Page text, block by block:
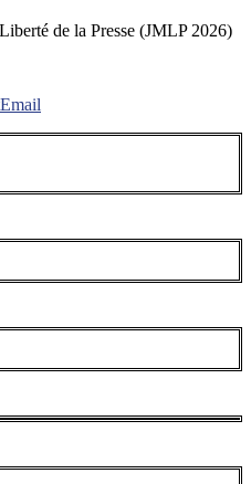
de la Presse (JMLP 2026)
Email